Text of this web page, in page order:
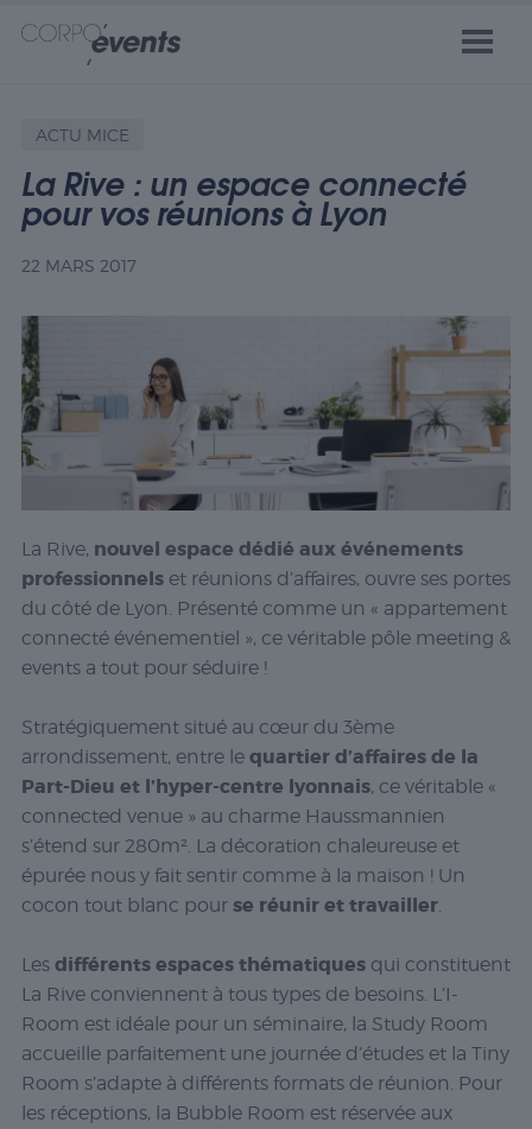
ACTU MICE
La Rive : un espace connecté
pour vos réunions à Lyon
22 MARS 2017
La Rive, nouvel espace dédié aux événements
professionnelset réunions d’affaires, ouvre ses portes
du côté de Lyon. Présenté comme un « appartement
connecté événementiel », ce véritable pôle meeting &
events a tout pour séduire !
Stratégiquement situé au cœur du 3ème
arrondissement, entre le quartier d’affaires de la
Part-Dieu et l’hyper-centre lyonnais, ce véritable «
connected venue » au charme Haussmannien
s’étend sur 280m². La décoration chaleureuse et
épurée nous y fait sentir comme à la maison ! Un
cocon tout blanc pour se réunir et travailler.
Les différents espaces thématiquesqui constituent
La Rive conviennent à tous types de besoins. L’I-
Room est idéale pour un séminaire, la Study Room
accueille parfaitement une journée d’études et la Tiny
Room s’adapte à différents formats de réunion. Pour
les réceptions, la Bubble Room est réservée aux